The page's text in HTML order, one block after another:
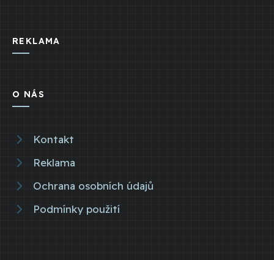
REKLAMA
O NÁS
Kontakt
Reklama
Ochrana osobních údajů
Podmínky použití